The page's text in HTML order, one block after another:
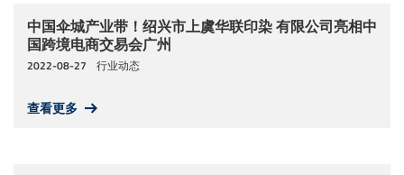
中国伞城产业带！绍兴市上虞华联印染 有限公司亮相中
国跨境电商交易会广州
2022-08-27 行业动态
查看更多